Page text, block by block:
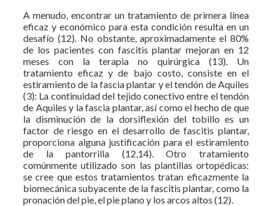
A menudo, encontrar un tratamiento de primera línea
eficaz y económico para esta condición resulta en un
desafío (12). No obstante, aproximadamente el 80%
de los pacientes con fascitis plantar mejoran en 12
meses con la terapia no quirúrgica (13). Un
tratamiento eficaz y de bajo costo, consiste en el
estiramiento de la fascia plantar y el tendón de Aquiles
(3): La continuidad del tejido conectivo entre el tendón
de Aquiles y la fascia plantar, así como el hecho de que
la disminución de la dorsiflexión del tobillo es un
factor de riesgo en el desarrollo de fascitis plantar,
proporciona alguna justificación para el estiramiento
de la pantorrilla (12,14). Otro tratamiento
comúnmente utilizado son las plantillas ortopédicas:
se cree que estos tratamientos tratan eficazmente la
biomecánica subyacente de la fascitis plantar, como la
pronación del pie, el pie plano y los arcos altos (12).